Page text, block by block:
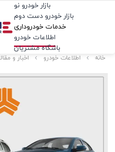
بازار خودرو نو
بازار خودرو دست دوم
خدمات خودروداری
اطلاعات خودرو
باشگاه مشتریان
خانه اطلاعات خودرو اخبار و